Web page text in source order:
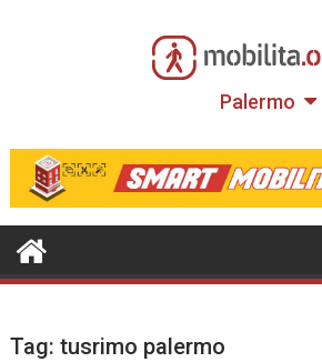
Palermo
Tag:tusrimo palermo